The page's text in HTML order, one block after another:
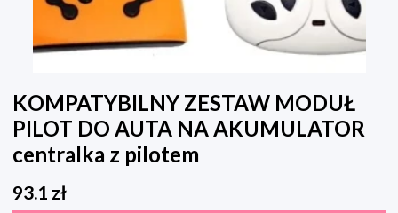
KOMPATYBILNY ZESTAW MODUŁ
PILOT DO AUTA NA AKUMULATOR
centralka z pilotem
93.1 zł